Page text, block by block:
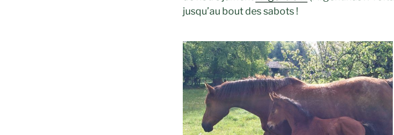
jusqu’au bout des sabots !